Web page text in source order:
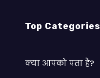
Top Categories
क्या आपको पता हैं?